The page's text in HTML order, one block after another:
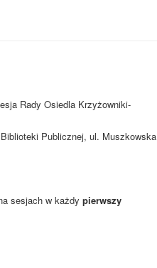
Rady Osiedla Krzyżowniki-
Publicznej, ul. Muszkowska
sesjach w każdy pierwszy